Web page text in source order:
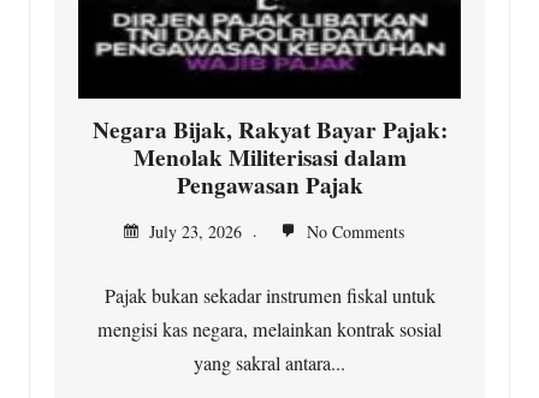
Negara Bijak, Rakyat Bayar Pajak:
Menolak Militerisasi dalam
Pengawasan Pajak
July 23, 2026 No Comments
Pajak bukan sekadar instrumen fiskal untuk
mengisi kas negara, melainkan kontrak sosial
yang sakral antara...